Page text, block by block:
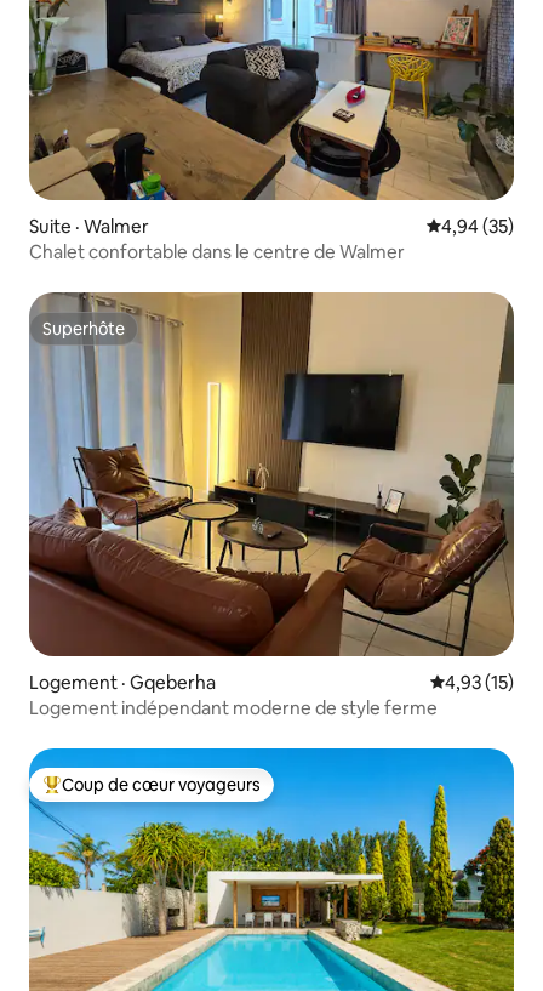
Suite · Walmer Note
4,94 (35)
Chalet confortable dans le centre de Walmer
Superhôte
Superhôte
Logement · Gqeberha Note
4,93 (15)
Logement indépendant moderne de style ferme
Coup de cœur voyageurs parmi les plus aimés
Coup de cœur voyageurs